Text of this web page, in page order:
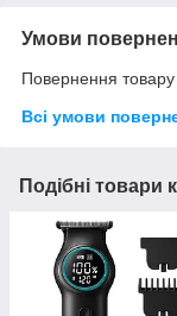
Умови
Повернення
Всі умови
Подібні товари